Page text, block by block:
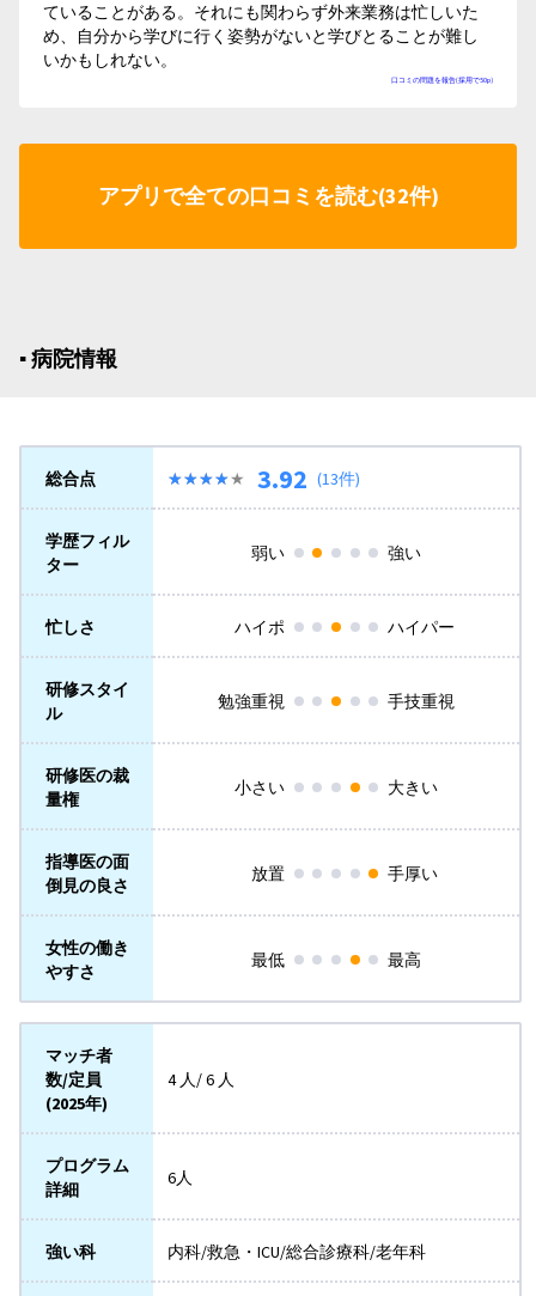
口コミの問題を報告(採用で50p)
ていることがある。それにも関わらず外来業務は忙しいた
め、自分から学びに行く姿勢がないと学びとることが難し
いかもしれない。
アプリで全ての口コミを読む(32件)
▪︎ 病院情報
総合点 ★★★★★
★★★★★ 3.92 (13件)
学歴フィル
ター
弱い 強い
忙しさ ハイポ ハイパー
研修スタイ
ル
勉強重視 手技重視
研修医の裁
量権
小さい 大きい
指導医の面
倒見の良さ
放置 手厚い
女性の働き
やすさ
最低 最高
マッチ者
数/定員
(2025年)
4 人/ 6 人
プログラム
詳細
6人
強い科 内科/救急・ICU/総合診療科/老年科